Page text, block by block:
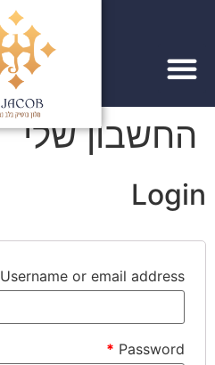
החשבון שלי
Login
Username or email address
Password
*